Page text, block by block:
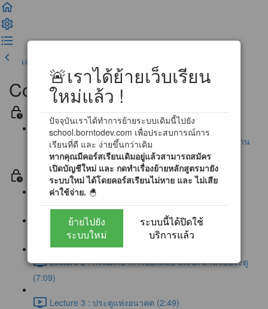
🚨เราได้ย้ายเว็บเรียน
ใหม่แล้ว !
ปัจจุบันเราได้ทำการย้ายระบบเดิมนี้ไปยัง
school.borntodev.com เพื่อประสบการณ์การ
เรียนที่ดี และ ง่ายขึ้นกว่าเดิม
หากคุณมีคอร์สเรียนเดิมอยู่แล้วสามารถสมัคร
เปิดบัญชีใหม่ และ กดทำเรื่องย้ายหลักสูตรมายัง
ระบบใหม่ ได้โดยคอร์สเรียนไม่หาย และ ไม่เสีย
ค่าใช้จ่าย. 🐣
ย้ายไปยัง
ระบบใหม่
ระบบนี้ได้ปิดใช้
บริการแล้ว
เลคเชอร์ก่อนหน้า
Complete UX/UI Design
Section ประกาศ / ข้อตกลงสำหรับการเรียนรู้
นโยบายการตอบคำถามข้อสงสัย และ การสนับสนุนผ่าน
Community
Section 0 โลกของ UX/UI Design (Free)
Lecture 0 : First step to UX/UI Designer (1:16)
Lecture 1 : ประตูแห่งการออกแบบ UX/UI (2:12)
Lecture 2 : กรณีศึกษาการออกแบบ UX/UI สำหรับประตู
(7:09)
Lecture 3 : ประตูแห่งอนาคต (2:49)